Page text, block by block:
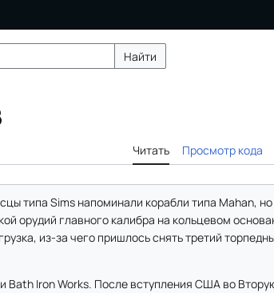
Найти
Читать Просмотр кода
типа Sims напоминали корабли типа Mahan,
орудий главного калибра на кольцевом
из-за чего пришлось снять третий
Bath Iron Works. После вступления США во